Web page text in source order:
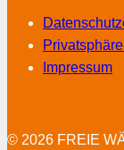
Impressum
© 2026 FREIE